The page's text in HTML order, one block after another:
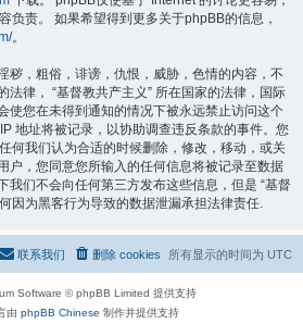
负责。 如果希望得到更多关于phpBB的信息，
。
秽，粗俗，诽谤，仇恨，威胁，色情的内容，不
法律， “基督教共产主义” 所在国家的法律，国际
使您在未得到通知的情况下被永远禁止访问这个
地址将被记录，以协助调查违反条款的事件。您
何我们认为合适的时候删除，修改，移动，或关
户，您同意您所输入的任何信息将被记录至数据
我们不会向任何第三方发布这些信息，但是 “基督
因为黑客行为导致的数据泄漏承担法律责任.
所有显示的时间为 UTC
删除 cookies
联系我们
Software © phpBB Limited 提供支持
由 phpBB Chinese 制作并提供支持